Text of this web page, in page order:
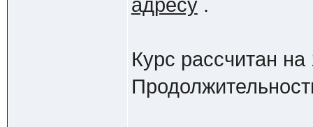
адресу.
Курс рассчитан